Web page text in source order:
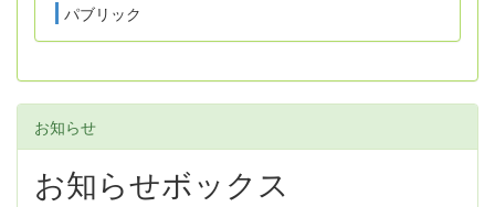
パブリック
お知らせ
お知らせボックス